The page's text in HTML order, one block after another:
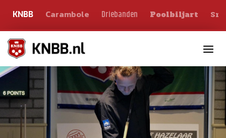
KNBB Carambole Driebanden Poolbiljart